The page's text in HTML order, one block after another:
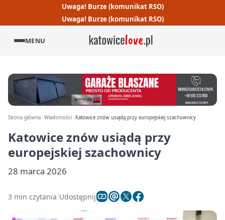
Uwaga! Burze (komunikat RSO)
Uwaga! Burze (komunikat RSO)
MENU
Strona główna Wiadomości Katowice znów usiądą przy europejskiej szachownicy
Katowice znów usiądą przy
europejskiej szachownicy
28 marca 2026
3 min czytania Udostępnij